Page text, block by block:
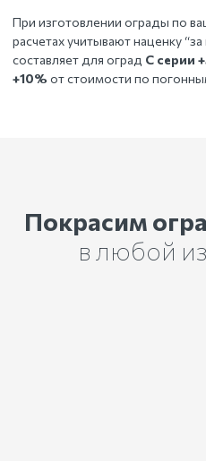
При изготовлении ограды по
расчетах учитывают наценку
составляет для оград С серии
+10% от стоимости по
Покрасим
в любой